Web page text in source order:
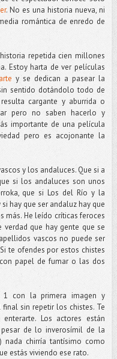
. No es una historia nueva, ni
romántica de enredo de
repetida cien millones
Estoy harta de ver películas
y se dedican a pasear la
sentido dotándolo todo de
cargante y aburrida o
pero no saben hacerlo y
importante de una película
pero es acojonante la
y los andaluces. Que si a
si los andaluces son unos
que si Los del Río y la
hay que ser andaluz hay que
más. He leído críticas feroces
que hay gente que se
vascos no puede ser
te ofendes por estos chistes
papel de fumar o las dos
1 con la primera imagen y
sin repetir los chistes. Te
Los actores están
de lo inverosímil de la
nada chirría tantísimo como
estás viviendo ese rato.